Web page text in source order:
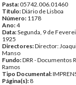
Pasta:05742.006.01460
Título:Diário de Lisboa
Número: 1178
Ano:4
Data:Segunda, 9 de
1925
Directores:Director:
Manso
Fundo:DRR - Documentos
Ramos
Tipo Documental:
Página(s): 8